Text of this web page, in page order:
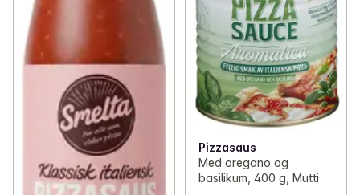
Pizzasaus
Med oregano og
basilikum, 400 g, Mutti